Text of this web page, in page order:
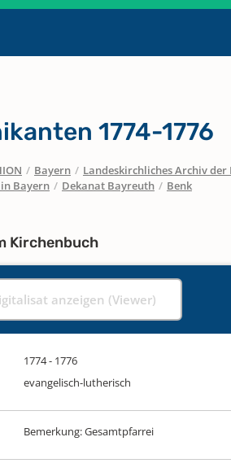
1774-1776
/ Bayern / Landeskirchliches Archiv der
Bayern / Dekanat Bayreuth / Benk
Kirchenbuch
anzeigen (Viewer)
1774 - 1776
evangelisch-lutherisch
Bemerkung: Gesamtpfarrei